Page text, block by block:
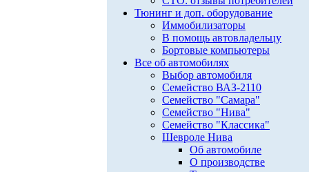
Тюнинг и доп. оборудование
Иммобилизаторы
В помощь автовладельцу
Бортовые компьютеры
Все об автомобилях
Выбор автомобиля
Семейство ВАЗ-2110
Семейство "Самара"
Семейство "Нива"
Семейство "Классика"
Шевроле Нива
Об автомобиле
О производстве